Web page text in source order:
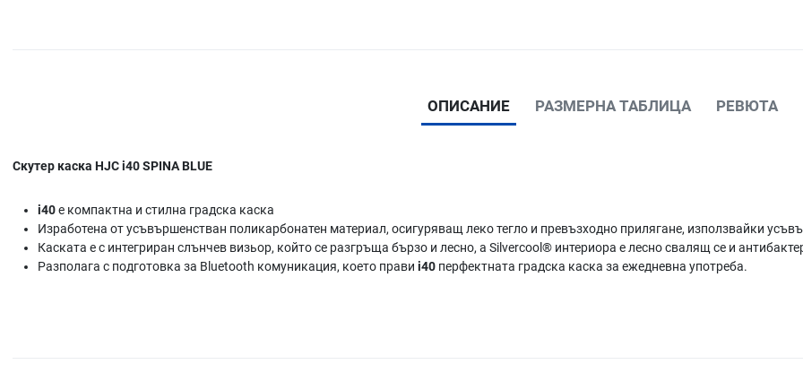
ОПИСАНИЕ РАЗМЕРНА ТАБЛИЦА РЕВЮТА
Скутер каска HJC i40 SPINA BLUE
i40е компактна и стилна градска каска
Изработена от усъвършенстван поликарбонатен материал, осигуряващ леко тегло и превъзходно прилягане, използвайки
Каската е с интегриран слънчев визьор, който се разгръща бързо и лесно, а Silvercool® интериора е лесно свалящ се и
Разполага с подготовка за Bluetooth комуникация, което прави i40 перфектната градска каска за ежедневна употреба.